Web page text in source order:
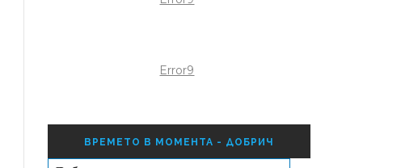
Error9
ВРЕМЕТО В МОМЕНТА - ДОБРИЧ